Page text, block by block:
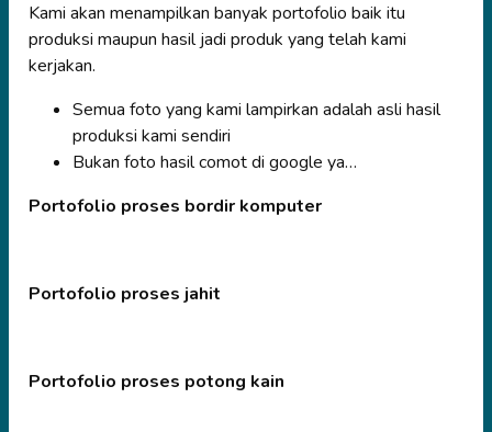
Kami akan menampilkan banyak portofolio baik itu
produksi maupun hasil jadi produk yang telah kami
kerjakan.
Semua foto yang kami lampirkan adalah asli hasil
produksi kami sendiri
Bukan foto hasil comot di google ya…
Portofolio proses bordir komputer
Portofolio proses jahit
Portofolio proses potong kain